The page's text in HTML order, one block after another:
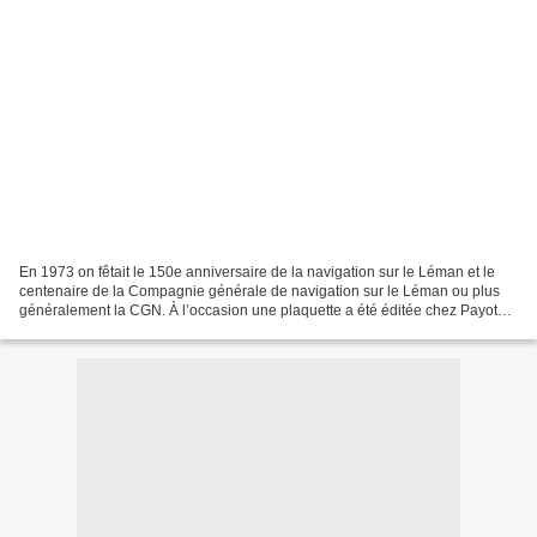
En 1973 on fêtait le 150e anniversaire de la navigation sur le Léman et le
centenaire de la Compagnie générale de navigation sur le Léman ou plus
généralement la CGN. À l’occasion une plaquette a été éditée chez Payot